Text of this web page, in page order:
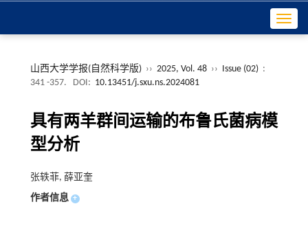
山西大学学报(自然科学版) ›› 2025, Vol. 48 ›› Issue (02) :
341 -357.
DOI: 10.13451/j.sxu.ns.2024081
具有两羊群间运输的布鲁氏菌病模
型分析
张轶菲, 薛亚奎
作者信息 +